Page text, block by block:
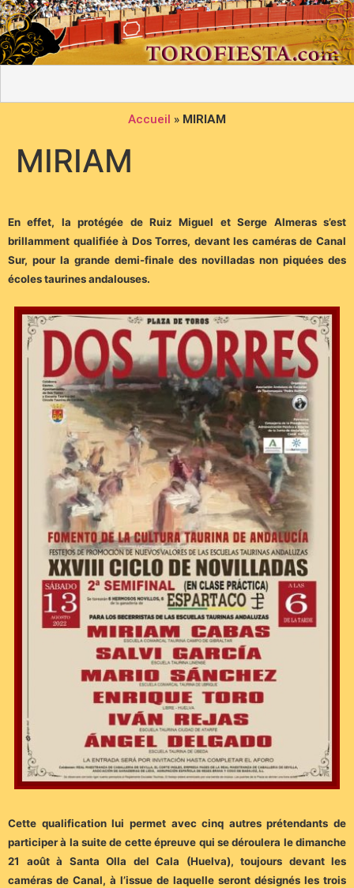
Accueil » MIRIAM
MIRIAM
En effet, la protégée de Ruiz Miguel et Serge Almeras s’est
brillamment qualifiée à Dos Torres, devant les caméras de Canal
Sur, pour la grande demi-finale des novilladas non piquées des
écoles taurines andalouses.
Cette qualification lui permet avec cinq autres prétendants de
participer à la suite de cette épreuve qui se déroulera le dimanche
21 août à Santa Olla del Cala (Huelva), toujours devant les
caméras de Canal, à l’issue de laquelle seront désignés les trois